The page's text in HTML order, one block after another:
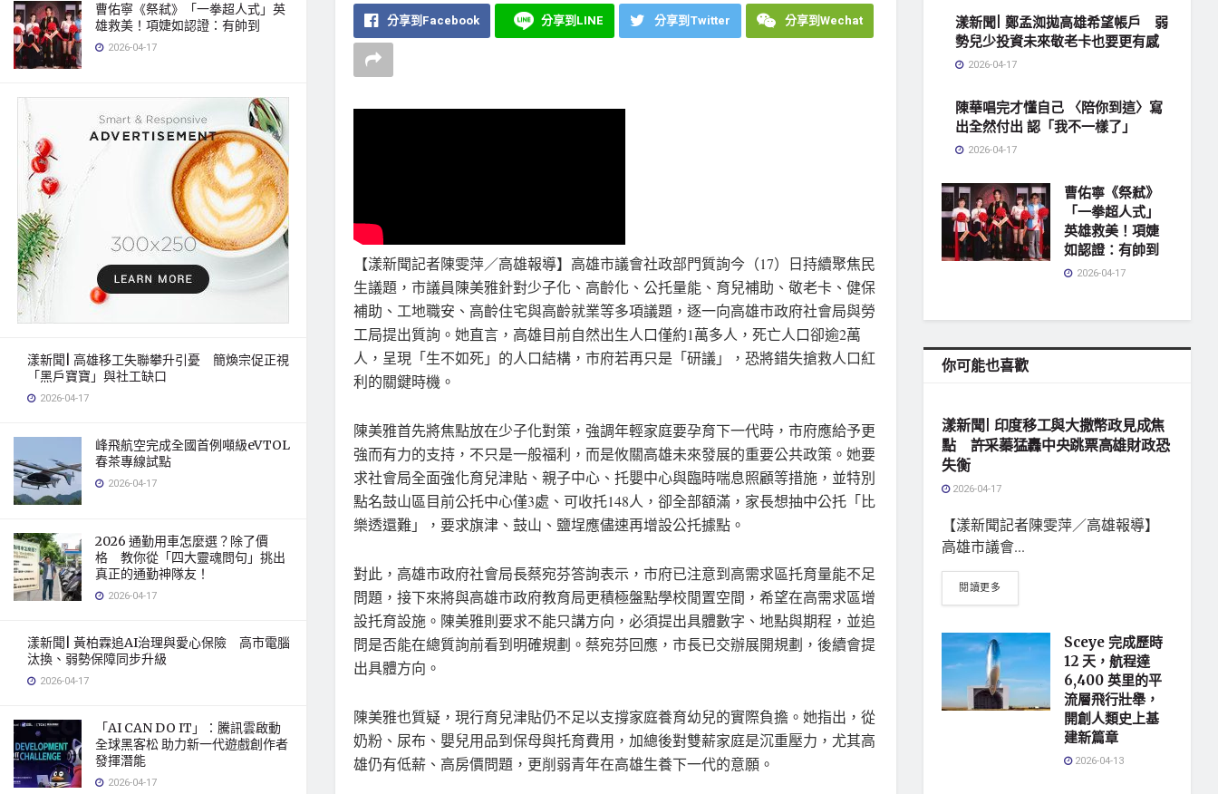
曹佑寧《祭弒》「一拳超人式」英
雄救美！項婕如認證：有帥到
2026-04-17
漾新聞| 高雄移工失聯攀升引憂 簡煥宗促正視
「黑戶寶寶」與社工缺口
2026-04-17
峰飛航空完成全國首例噸級eVTOL
春茶專線試點
2026-04-17
2026 通勤用車怎麼選？除了價
格 教你從「四大靈魂問句」挑出
真正的通勤神隊友！
2026-04-17
漾新聞| 黃柏霖追AI治理與愛心保險 高市電腦
汰換、弱勢保障同步升級
2026-04-17
「AI CAN DO IT」：騰訊雲啟動
全球黑客松 助力新一代遊戲創作者
發揮潛能
2026-04-17
分享到Facebook 分享到LINE 分享到Twitter 分享到Wechat
【漾新聞記者陳雯萍／高雄報導】高雄市議會社政部門質詢今（17）日持續聚焦民
生議題，市議員陳美雅針對少子化、高齡化、公托量能、育兒補助、敬老卡、健保
補助、工地職安、高齡住宅與高齡就業等多項議題，逐一向高雄市政府社會局與勞
工局提出質詢。她直言，高雄目前自然出生人口僅約1萬多人，死亡人口卻逾2萬
人，呈現「生不如死」的人口結構，市府若再只是「研議」，恐將錯失搶救人口紅
利的關鍵時機。
陳美雅首先將焦點放在少子化對策，強調年輕家庭要孕育下一代時，市府應給予更
強而有力的支持，不只是一般福利，而是攸關高雄未來發展的重要公共政策。她要
求社會局全面強化育兒津貼、親子中心、托嬰中心與臨時喘息照顧等措施，並特別
點名鼓山區目前公托中心僅3處、可收托148人，卻全部額滿，家長想抽中公托「比
樂透還難」，要求旗津、鼓山、鹽埕應儘速再增設公托據點。
對此，高雄市政府社會局長蔡宛芬答詢表示，市府已注意到高需求區托育量能不足
問題，接下來將與高雄市政府教育局更積極盤點學校閒置空間，希望在高需求區增
設托育設施。陳美雅則要求不能只講方向，必須提出具體數字、地點與期程，並追
問是否能在總質詢前看到明確規劃。蔡宛芬回應，市長已交辦展開規劃，後續會提
出具體方向。
陳美雅也質疑，現行育兒津貼仍不足以支撐家庭養育幼兒的實際負擔。她指出，從
奶粉、尿布、嬰兒用品到保母與托育費用，加總後對雙薪家庭是沉重壓力，尤其高
雄仍有低薪、高房價問題，更削弱青年在高雄生養下一代的意願。
漾新聞| 鄭孟洳拋高雄希望帳戶 弱
勢兒少投資未來敬老卡也要更有感
2026-04-17
陳華唱完才懂自己 〈陪你到這〉寫
出全然付出 認「我不一樣了」
2026-04-17
曹佑寧《祭弒》
「一拳超人式」
英雄救美！項婕
如認證：有帥到
2026-04-17
你可能也喜歡
漾新聞| 印度移工與大撒幣政見成焦
點 許采蓁猛轟中央跳票高雄財政恐
失衡
2026-04-17
【漾新聞記者陳雯萍／高雄報導】
高雄市議會...
閱讀更多
Sceye 完成歷時
12 天，航程達
6,400 英里的平
流層飛行壯舉，
開創人類史上基
建新篇章
2026-04-13